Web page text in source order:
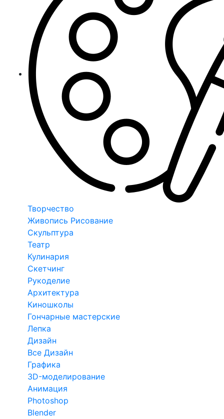
Творчество
Живопись Рисование
Скульптура
Театр
Кулинария
Скетчинг
Рукоделие
Архитектура
Киношколы
Гончарные мастерские
Лепка
Дизайн
Все Дизайн
Графика
3D-моделирование
Анимация
Photoshop
Blender